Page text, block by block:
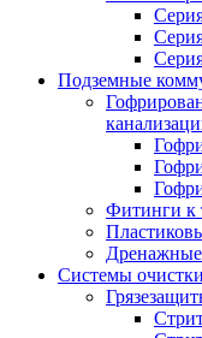
Подземные
Фитинги к
Системы